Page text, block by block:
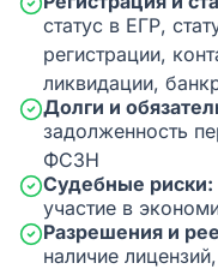
статус в ЕГР,
регистрации,
ликвидации,
Долги и
задолженность
ФСЗН
Судебные риски:
участие в
Разрешения и
наличие